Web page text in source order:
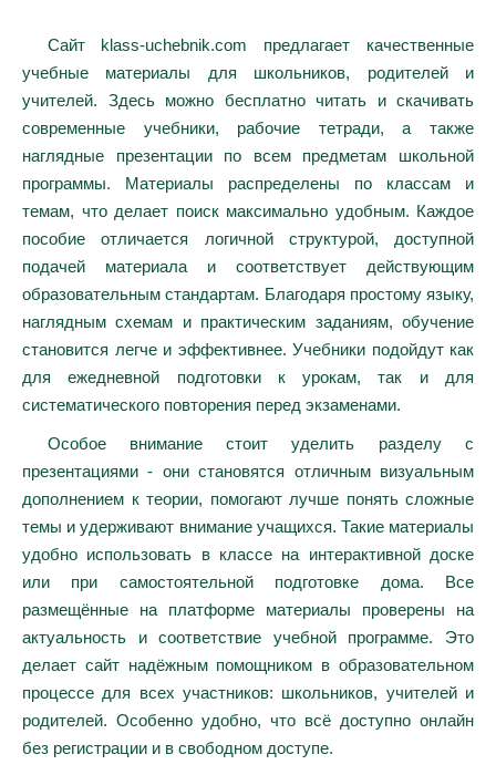
Сайт klass-uchebnik.com предлагает качественные
учебные материалы для школьников, родителей и
учителей. Здесь можно бесплатно читать и скачивать
современные учебники, рабочие тетради, а также
наглядные презентации по всем предметам школьной
программы. Материалы распределены по классам и
темам, что делает поиск максимально удобным. Каждое
пособие отличается логичной структурой, доступной
подачей материала и соответствует действующим
образовательным стандартам. Благодаря простому языку,
наглядным схемам и практическим заданиям, обучение
становится легче и эффективнее. Учебники подойдут как
для ежедневной подготовки к урокам, так и для
систематического повторения перед экзаменами.
Особое внимание стоит уделить разделу с
презентациями - они становятся отличным визуальным
дополнением к теории, помогают лучше понять сложные
темы и удерживают внимание учащихся. Такие материалы
удобно использовать в классе на интерактивной доске
или при самостоятельной подготовке дома. Все
размещённые на платформе материалы проверены на
актуальность и соответствие учебной программе. Это
делает сайт надёжным помощником в образовательном
процессе для всех участников: школьников, учителей и
родителей. Особенно удобно, что всё доступно онлайн
без регистрации и в свободном доступе.